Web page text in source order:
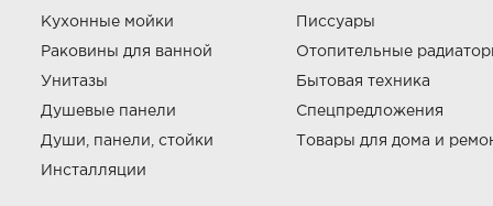
Кухонные мойки
Раковины для ванной
Унитазы
Душевые панели
Души, панели, стойки
Инсталляции
Писсуары
Отопительные
Бытовая техника
Спецпредложения
Товары для дома и